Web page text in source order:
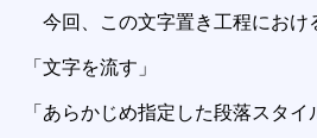
今回、この文字置き工程におけ
「文字を流す」
「あらかじめ指定した段落スタ